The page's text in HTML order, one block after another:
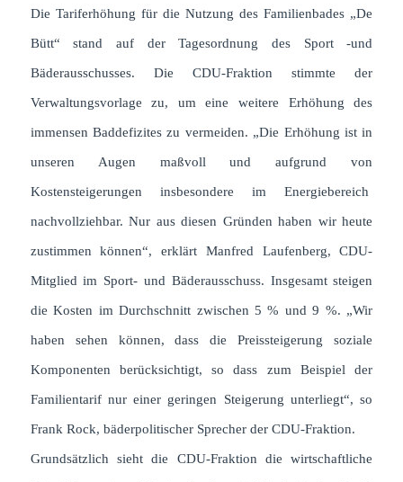
Die Tariferhöhung für die Nutzung des Familienbades „De
Bütt“ stand auf der Tagesordnung des Sport -und
Bäderausschusses. Die CDU-Fraktion stimmte der
Verwaltungsvorlage zu, um eine weitere Erhöhung des
immensen Baddefizites zu vermeiden. „Die Erhöhung ist in
unseren Augen maßvoll und aufgrund von
Kostensteigerungen insbesondere im Energiebereich
nachvollziehbar. Nur aus diesen Gründen haben wir heute
zustimmen können“, erklärt Manfred Laufenberg, CDU-
Mitglied im Sport- und Bäderausschuss. Insgesamt steigen
die Kosten im Durchschnitt zwischen 5 % und 9 %. „Wir
haben sehen können, dass die Preissteigerung soziale
Komponenten berücksichtigt, so dass zum Beispiel der
Familientarif nur einer geringen Steigerung unterliegt“, so
Frank Rock, bäderpolitischer Sprecher der CDU-Fraktion.
Grundsätzlich sieht die CDU-Fraktion die wirtschaftliche